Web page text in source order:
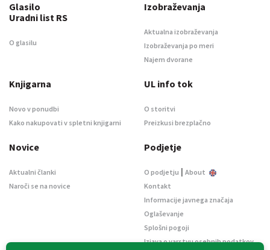
Glasilo
Uradni list RS
O glasilu
Izobraževanja
Aktualna izobraževanja
Izobraževanja po meri
Najem dvorane
Knjigarna
Novo v ponudbi
Kako nakupovati v spletni knjigarni
UL info tok
O storitvi
Preizkusi brezplačno
Novice
Aktualni članki
Naroči se na novice
Podjetje
O podjetju | About
Kontakt
Informacije javnega značaja
Oglaševanje
Splošni pogoji
Izjava o varstvu osebnih podatkov